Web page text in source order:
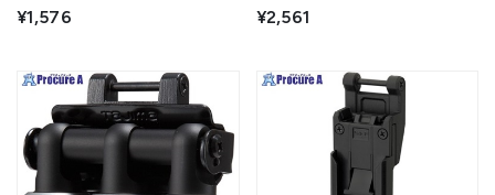
ラビナ小 折りたたみ SFSKHI-
¥1,576
ビナ小 折りたたみ SFSKHA-CSF
¥2,561